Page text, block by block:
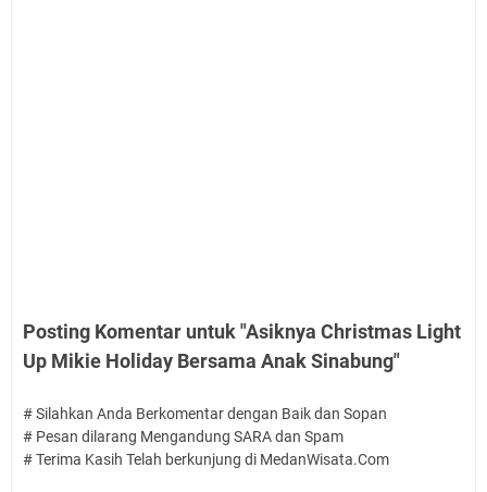
Posting Komentar untuk "Asiknya Christmas Light
Up Mikie Holiday Bersama Anak Sinabung"
# Silahkan Anda Berkomentar dengan Baik dan Sopan
# Pesan dilarang Mengandung SARA dan Spam
# Terima Kasih Telah berkunjung di MedanWisata.Com